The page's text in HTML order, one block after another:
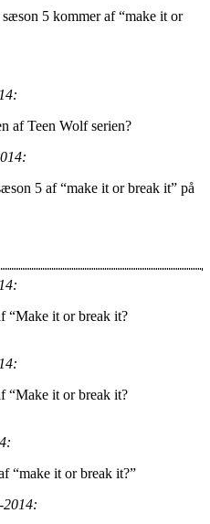
5 kommer af “make it or
af Teen Wolf serien?
5 af “make it or break it” på
“Make it or break it?
“Make it or break it?
“make it or break it?”
2014: